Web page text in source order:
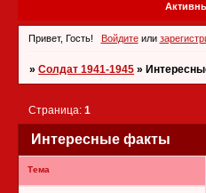
Привет, Гость! Войдитеили
»Солдат 1941-1945 »
Интересные факты
Страница:1
Тема